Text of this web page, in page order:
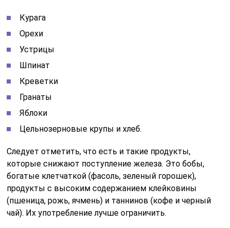
Курага
Орехи
Устрицы
Шпинат
Креветки
Гранаты
Яблоки
Цельнозерновые крупы и хлеб.
Следует отметить, что есть и такие продукты,
которые снижают поступление железа. Это бобы,
богатые клетчаткой (фасоль, зеленый горошек),
продукты с высоким содержанием клейковины
(пшеница, рожь, ячмень) и таннинов (кофе и черный
чай). Их употребление лучше ограничить.